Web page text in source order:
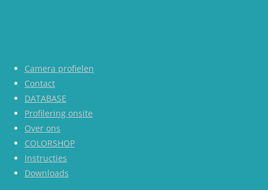
Camera profielen
Contact
DATABASE
Profilering onsite
Over ons
COLORSHOP
Instructies
Downloads